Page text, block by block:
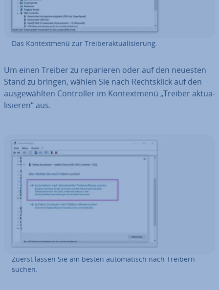
Das Kon­text­me­nü zur Trei­ber­ak­tua­li­sie­rung.
Um einen Treiber zu re­pa­rie­ren oder auf den neuesten
Stand zu bringen, wählen Sie nach Rechts­klick auf den
aus­ge­wähl­ten Con­trol­ler im Kon­text­me­nü „Treiber ak­tua­
li­sie­ren“ aus.
Zuerst lassen Sie am besten au­to­ma­tisch nach Treibern
suchen.